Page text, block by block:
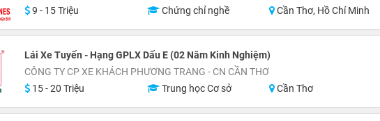
9 - 15 Triệu
Chứng chỉ nghề Cần Thơ, Hồ Chí Minh
Lái Xe Tuyến - Hạng GPLX Dấu E (02 Năm Kinh Nghiệm)
CÔNG TY CP XE KHÁCH PHƯƠNG TRANG - CN CẦN THƠ
15 - 20 Triệu
Trung học Cơ sở Cần Thơ